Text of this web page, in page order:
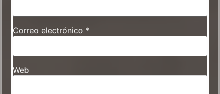
Correo electrónico *
Web